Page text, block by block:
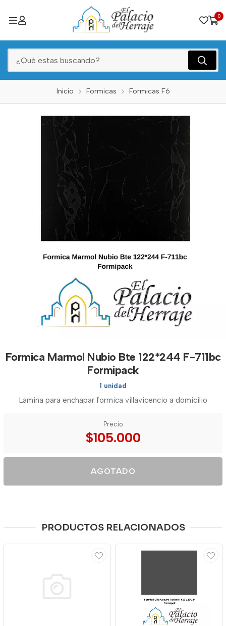
0
Inicio Formicas Formicas F6
Formica Marmol Nubio Bte 122*244 F-711bc
Formipack
1 unidad
Lamina para enchapar formica villavicencio a domicilio
Precio
$105.000
AGOTADO
PRODUCTOS RELACIONADOS